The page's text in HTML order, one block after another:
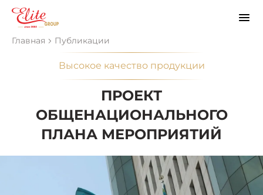
Главная Публикации
Высокое качество продукции
ПРОЕКТ
ОБЩЕНАЦИОНАЛЬНОГО
ПЛАНА МЕРОПРИЯТИЙ